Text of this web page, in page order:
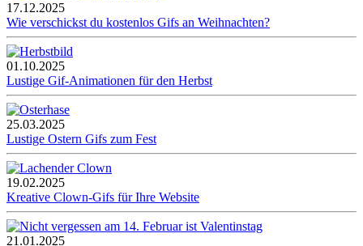
17.12.2025
Wie verschickst du kostenlos Gifs an Weihnachten?
01.10.2025
Lustige Gif-Animationen für den Herbst
25.03.2025
Lustige Ostern Gifs zum Fest
19.02.2025
Kreative Clown-Gifs für Ihre Website
21.01.2025